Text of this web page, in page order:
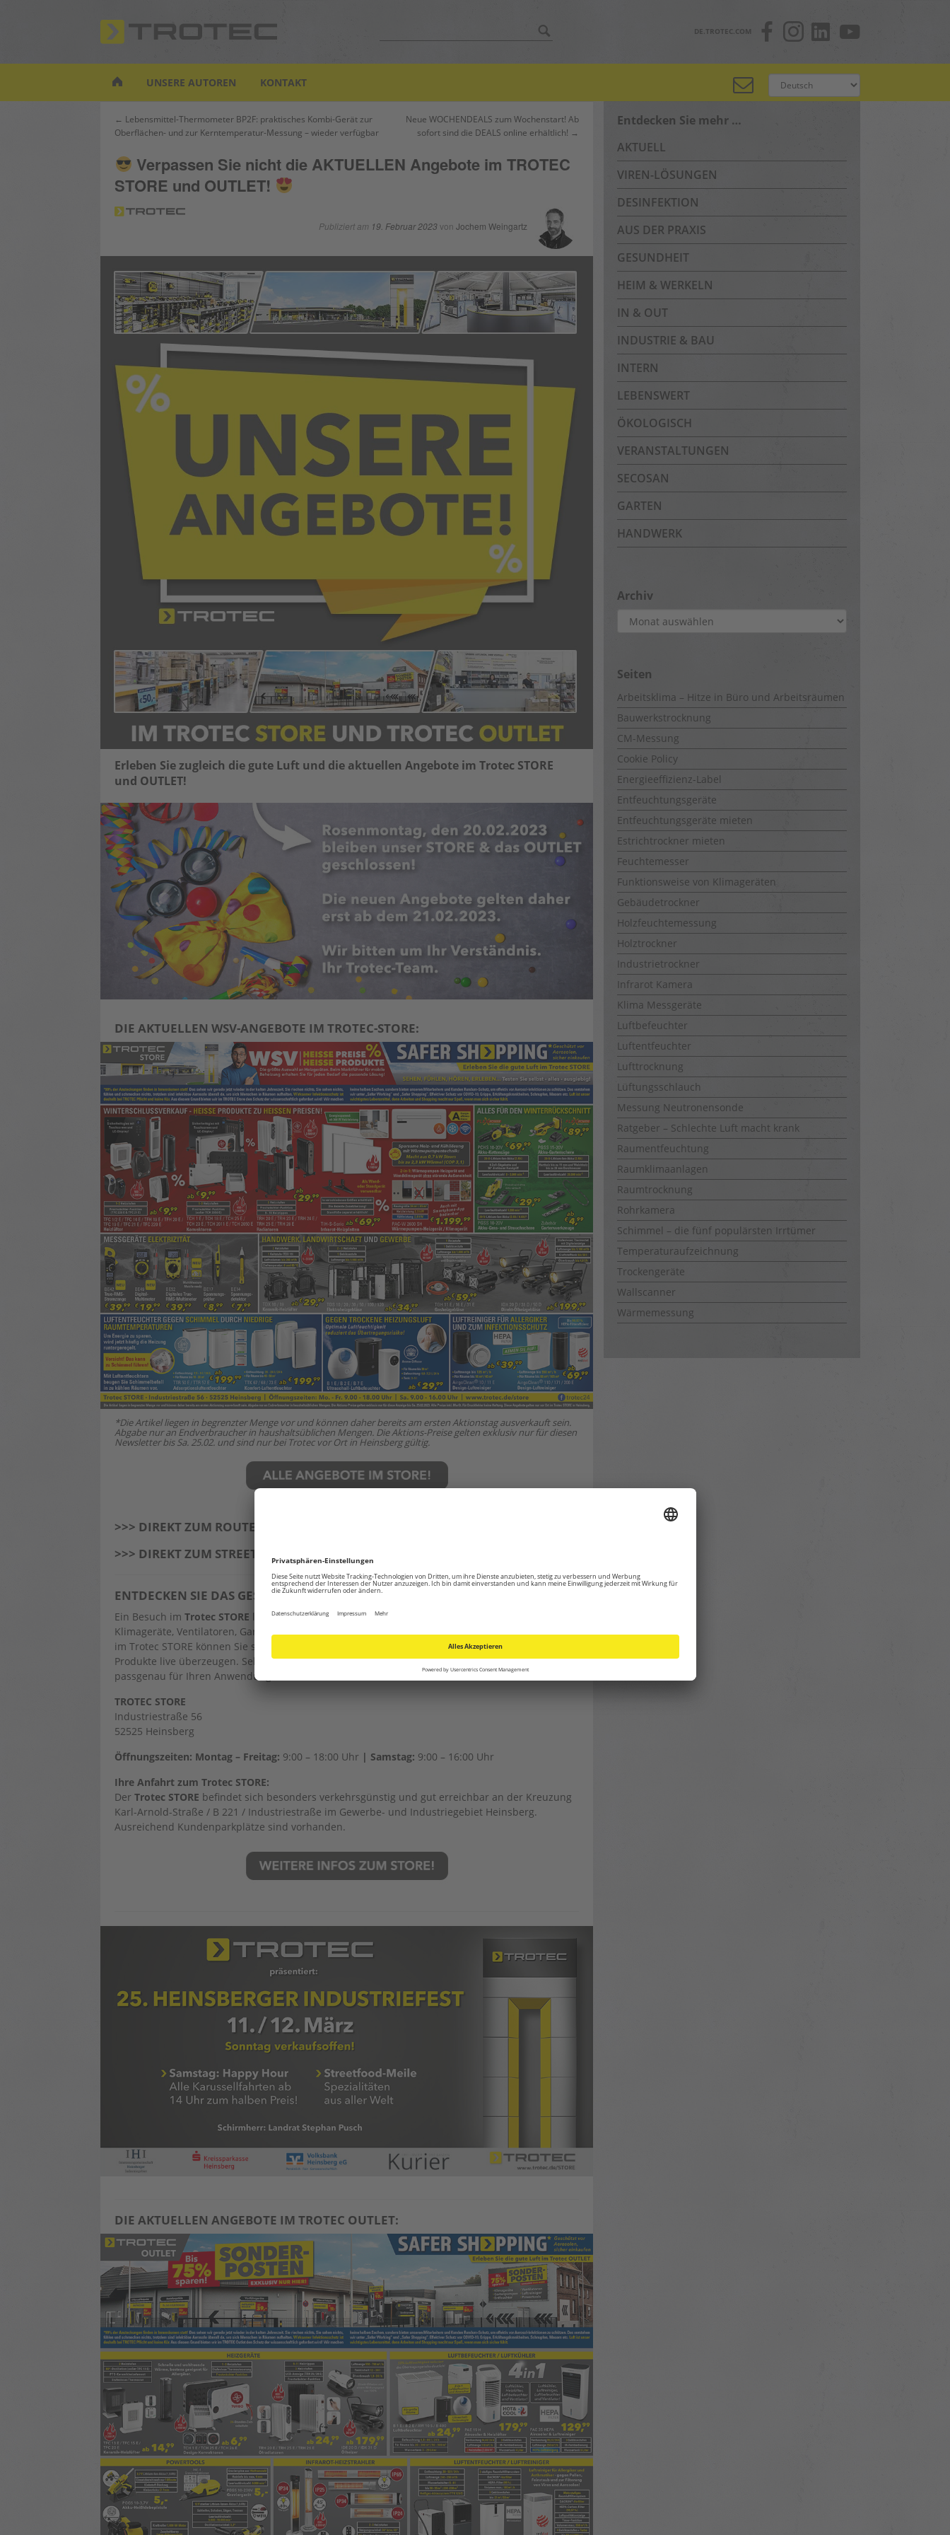
m
DE.TROTEC.COM
UNSERE AUTOREN KONTAKT
Beitrags-
Navigation
← Lebensmittel-Thermometer BP2F: praktisches Kombi-Gerät zur
Oberflächen- und zur Kerntemperatur-Messung – wieder verfügbar
Neue WOCHENDEALS zum Wochenstart! Ab
sofort sind die DEALS online erhältlich! →
Verpassen Sie nicht die AKTUELLEN Angebote im TROTEC
STORE und OUTLET!
Publiziert am 19. Februar 2023von Jochem Weingartz
Erleben Sie zugleich die gute Luft und die aktuellen Angebote im Trotec STORE
und OUTLET!
DIE AKTUELLEN WSV-ANGEBOTE IM TROTEC-STORE:
*Die Artikel liegen in begrenzter Menge vor und können daher bereits am ersten Aktionstag ausverkauft sein.
Abgabe nur an Endverbraucher in haushaltsüblichen Mengen. Die Aktions-­Preise gelten exklusiv nur für diesen
Newsletter bis Sa. 25.02. und sind nur bei Trotec vor Ort in Heinsberg gültig.
>>> DIREKT ZUM ROUTENPLANER:
>>> DIREKT ZUM STREET VIEW:
HIER KLICKEN!
ENTDECKEN SIE DAS GESAMTE TROTEC-PRODUKTSORTIMENT!
Ein Besuch im Trotec STORE lohnt sich immer. Ob Powertools, Luftentfeuchter, Luftbefeuchter,
Klimageräte, Ventilatoren, Gartenpumpen, Terrassen-Heizstrahler, Luftreiniger und vieles mehr –
im Trotec STORE können Sie sich von der Qualität und den Eigenschaften sämtlicher Trotec-
Produkte live überzeugen. Selbstverständlich beraten wir Sie ausführlich zu jedem Produkt und
passgenau für Ihren Anwendungsfall.
TROTEC STORE
Industriestraße 56
52525 Heinsberg
Öffnungszeiten: Montag – Freitag: 9:00 – 18:00 Uhr | Samstag: 9:00 – 16:00 Uhr
Ihre Anfahrt zum Trotec STORE:
Der Trotec STORE befindet sich besonders verkehrsgünstig und gut erreichbar an der Kreuzung
Karl-Arnold-Straße / B 221 / Industriestraße im Gewerbe- und Industriegebiet Heinsberg.
Ausreichend Kundenparkplätze sind vorhanden.
DIE AKTUELLEN ANGEBOTE IM TROTEC OUTLET:
Entdecken Sie mehr …
AKTUELL
VIREN-LÖSUNGEN
DESINFEKTION
AUS DER PRAXIS
GESUNDHEIT
HEIM & WERKELN
IN & OUT
INDUSTRIE & BAU
INTERN
LEBENSWERT
ÖKOLOGISCH
VERANSTALTUNGEN
SECOSAN
GARTEN
HANDWERK
Archiv
Archiv
Seiten
Arbeitsklima – Hitze in Büro und Arbeitsräumen
Bauwerkstrocknung
CM-Messung
Cookie Policy
Energieeffizienz-Label
Entfeuchtungsgeräte
Entfeuchtungsgeräte mieten
Estrichtrockner mieten
Feuchtemesser
Funktionsweise von Klimageräten
Gebäudetrockner
Holzfeuchtemessung
Holztrockner
Industrietrockner
Infrarot Kamera
Klima Messgeräte
Luftbefeuchter
Luftentfeuchter
Lufttrocknung
Lüftungsschlauch
Messung Neutronensonde
Ratgeber – Schlechte Luft macht krank
Raumentfeuchtung
Raumklimaanlagen
Raumtrocknung
Rohrkamera
Schimmel – die fünf populärsten Irrtümer
Temperaturaufzeichnung
Trockengeräte
Wallscanner
Wärmemessung